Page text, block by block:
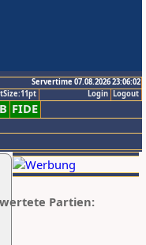
Servertime 07.08.2026 23:06:02
Logout
Login
FIDE
Partien: